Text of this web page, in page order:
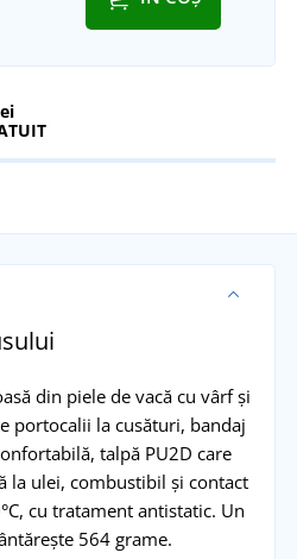
din piele de vacă cu vârf și
portocalii la cusături, bandaj
talpă PU2D care
la ulei, combustibil și contact
cu tratament antistatic. Un
564 grame.